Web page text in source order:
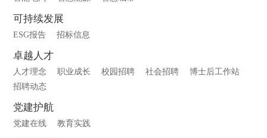
可持续发展
ESG报告 招标信息
卓越人才
人才理念 职业成长 校园招聘 社会招聘
博士后工作站
招聘动态
党建护航
党建在线 教育实践